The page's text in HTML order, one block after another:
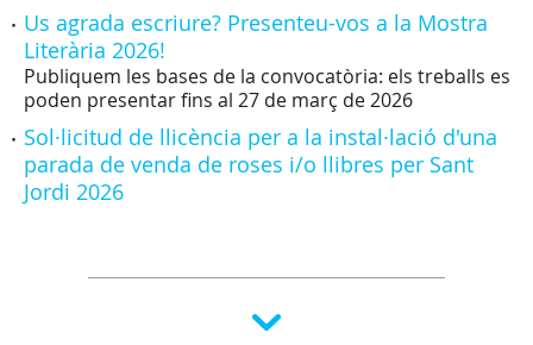
Us agrada escriure? Presenteu-vos a la Mostra
Literària 2026!
Publiquem les bases de la convocatòria: els treballs es
poden presentar fins al 27 de març de 2026
Sol·licitud de llicència per a la instal·lació d'una
parada de venda de roses i/o llibres per Sant
Jordi 2026